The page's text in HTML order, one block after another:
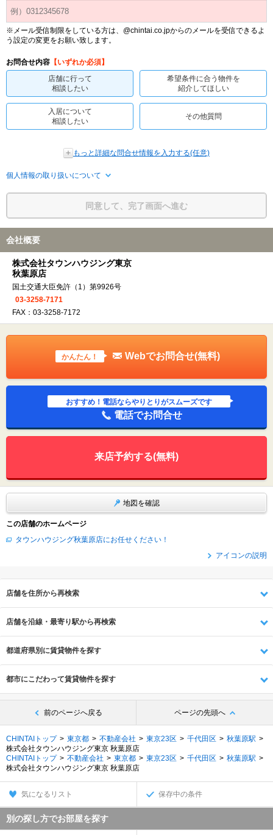
※メール受信制限をしている方は、@chintai.co.jpからのメールを受信できるよ
う設定の変更をお願い致します。
お問合せ内容 【いずれか必須】
店舗に行って
相談したい
希望条件に合う物件を
紹介してほしい
入居について
相談したい
その他質問
もっと詳細な問合せ情報を入力する(任意)
個人情報の取り扱いについて
同意して、完了画面へ進む
会社概要
株式会社タウンハウジング東京
秋葉原店
国土交通大臣免許（1）第9926号
03-3258-7171
FAX：03-3258-7172
かんたん！ Webでお問合せ(無料)
おすすめ！電話ならやりとりがスムーズです
電話でお問合せ
来店予約する(無料)
地図を確認
この店舗のホームページ
タウンハウジング秋葉原店にお任せください！
アイコンの説明
店舗を住所から再検索
店舗を沿線・最寄り駅から再検索
都道府県別に賃貸物件を探す
都市にこだわって賃貸物件を探す
前のページへ戻る ページの先頭へ
CHINTAIトップ 東京都 不動産会社 東京23区 千代田区
秋葉原駅
株式会社タウンハウジング東京 秋葉原店
CHINTAIトップ
不動産会社 東京都 東京23区 千代田区
秋葉原駅
株式会社タウンハウジング東京 秋葉原店
気になるリスト 保存中の条件
別の探し方でお部屋を探す